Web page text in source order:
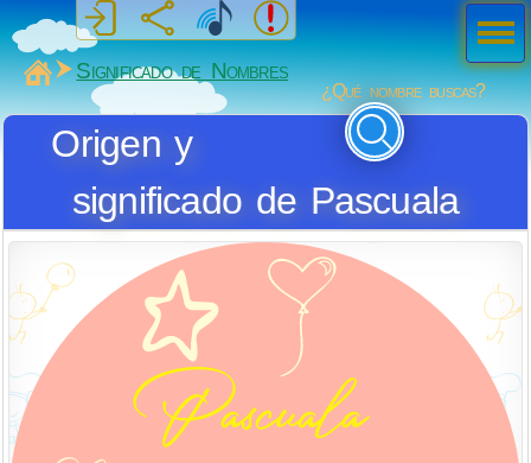
MiSabueso
Significado de Nombres
¿Qué nombre buscas?
Origen y
significado de Pascuala
Men
ú